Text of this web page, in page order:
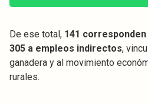
De ese total, 141
305 a empleos indirectos,
ganadera y al movimiento
rurales.